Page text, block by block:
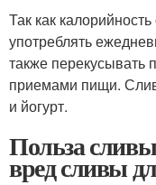
Так как
употреблять
также
приемами пищи.
и йогурт.
Польза
вред сливы